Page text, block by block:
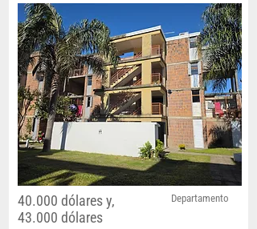
40.000 dólares y,
43.000 dólares
Departamento